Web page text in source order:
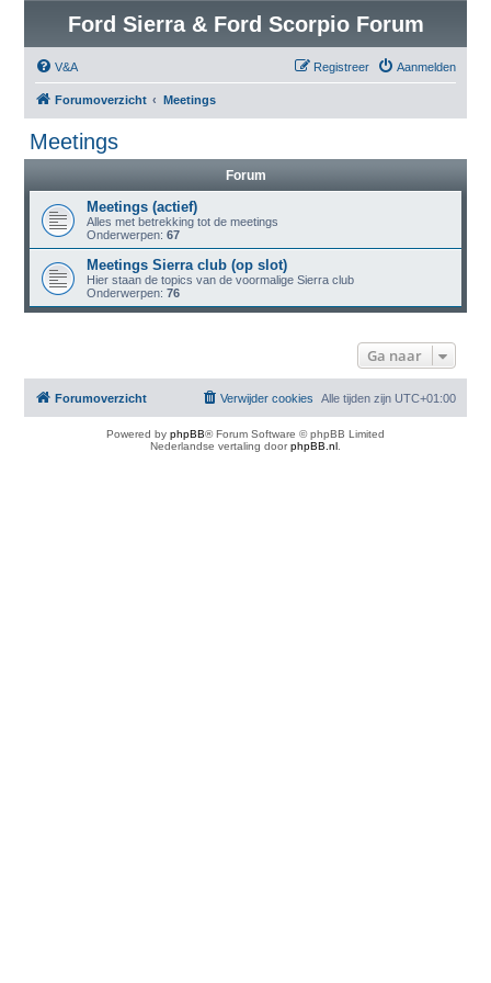
Ford Sierra & Ford Scorpio Forum
V&A Aanmelden
Registreer
Forumoverzicht Meetings
Meetings
Forum
Meetings (actief)
Alles met betrekking tot de meetings
Onderwerpen: 67
Meetings Sierra club (op slot)
Hier staan de topics van de voormalige Sierra club
Onderwerpen: 76
Ga naar
Forumoverzicht Alle tijden zijn UTC+01:00
Verwijder cookies
Powered by phpBB® Forum Software © phpBB Limited
Nederlandse vertaling doorphpBB.nl